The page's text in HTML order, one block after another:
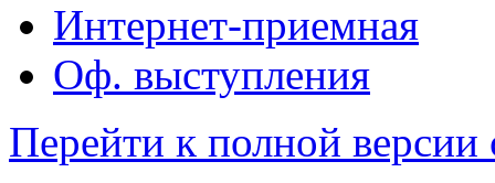
Интернет-приемная
Оф. выступления
Перейти к полной версии